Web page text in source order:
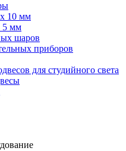
10 мм
5 мм
шаров
приборов
для студийного света